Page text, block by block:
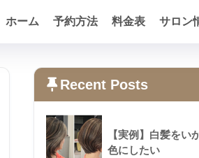
ホーム 予約方法 料金表 サロン
Recent Posts
【実例】白髪をい
色にしたい